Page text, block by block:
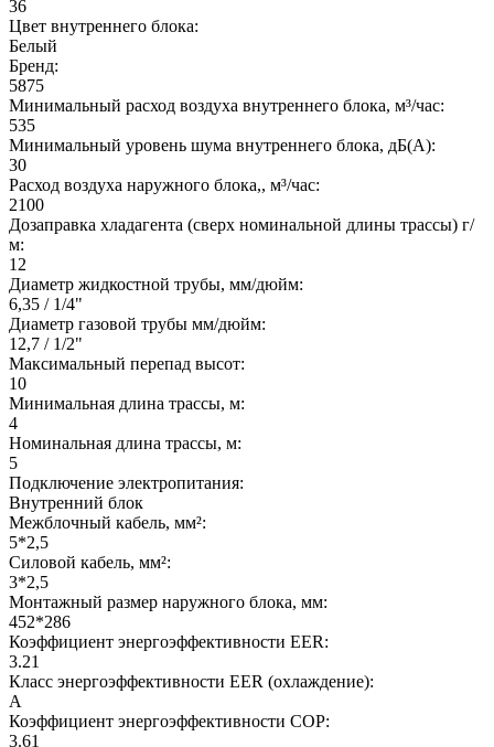
36
Цвет внутреннего блока:
Белый
Бренд:
5875
Минимальный расход воздуха внутреннего блока, м³/час:
535
Минимальный уровень шума внутреннего блока, дБ(А):
30
Расход воздуха наружного блока,, м³/час:
2100
Дозаправка хладагента (сверх номинальной длины трассы) г/
м:
12
Диаметр жидкостной трубы, мм/дюйм:
6,35 / 1/4"
Диаметр газовой трубы мм/дюйм:
12,7 / 1/2"
Максимальный перепад высот:
10
Минимальная длина трассы, м:
4
Номинальная длина трассы, м:
5
Подключение электропитания:
Внутренний блок
Межблочный кабель, мм²:
5*2,5
Силовой кабель, мм²:
3*2,5
Монтажный размер наружного блока, мм:
452*286
Коэффициент энергоэффективности EER:
3.21
Класс энергоэффективности EER (охлаждение):
A
Коэффициент энергоэффективности COP:
3.61